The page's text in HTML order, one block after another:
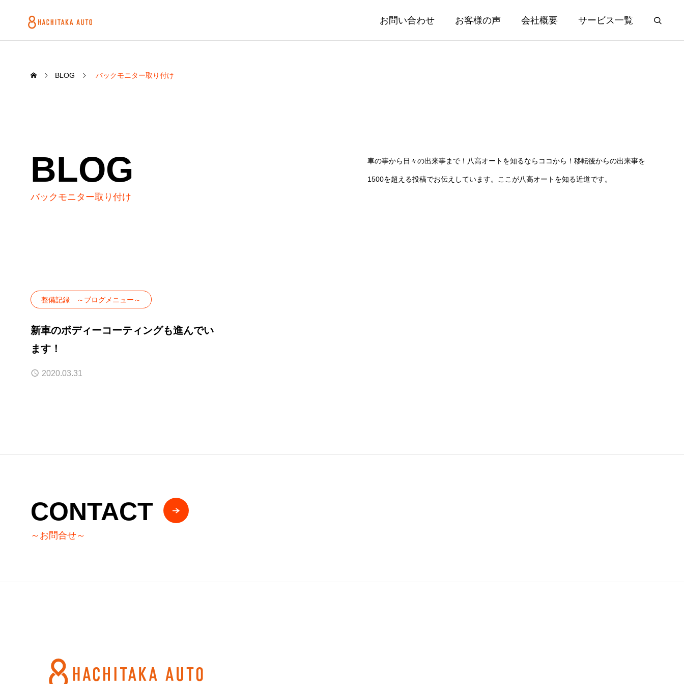
お問い合わせ お客様の声 会社概要 サービス一覧
BLOG バックモニター取り付け
BLOG
バックモニター取り付け
車の事から日々の出来事まで！八高オートを知るならココから！移転後からの出来事を
1500を超える投稿でお伝えしています。ここが八高オートを知る近道です。
整備記録 ～ブログメニュー～
新車のボディーコーティングも進んでい
ます！
2020.03.31
CONTACT
～お問合せ～